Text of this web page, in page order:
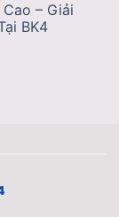
– Giải
BK4